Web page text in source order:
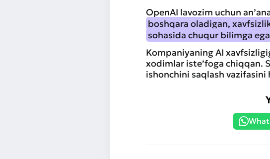
OpenAI lavozim uchun
boshqara oladigan,
sohasida chuqur bilimga
Kompaniyaning AI
xodimlar iste’foga chiqqan.
ishonchini saqlash vazifasini